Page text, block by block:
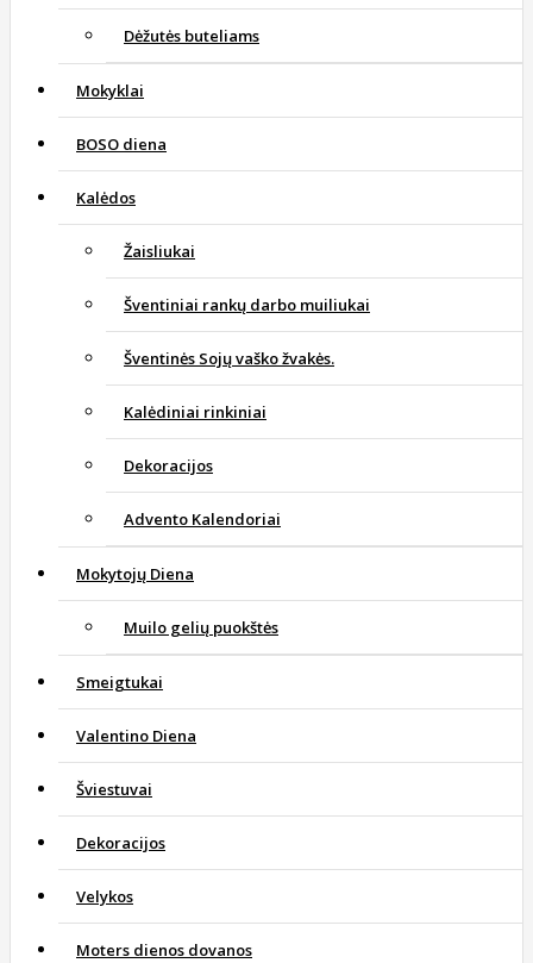
Dėžutės buteliams
Mokyklai
BOSO diena
Kalėdos
Žaisliukai
Šventiniai rankų darbo muiliukai
Šventinės Sojų vaško žvakės.
Kalėdiniai rinkiniai
Dekoracijos
Advento Kalendoriai
Mokytojų Diena
Muilo gelių puokštės
Smeigtukai
Valentino Diena
Šviestuvai
Dekoracijos
Velykos
Moters dienos dovanos